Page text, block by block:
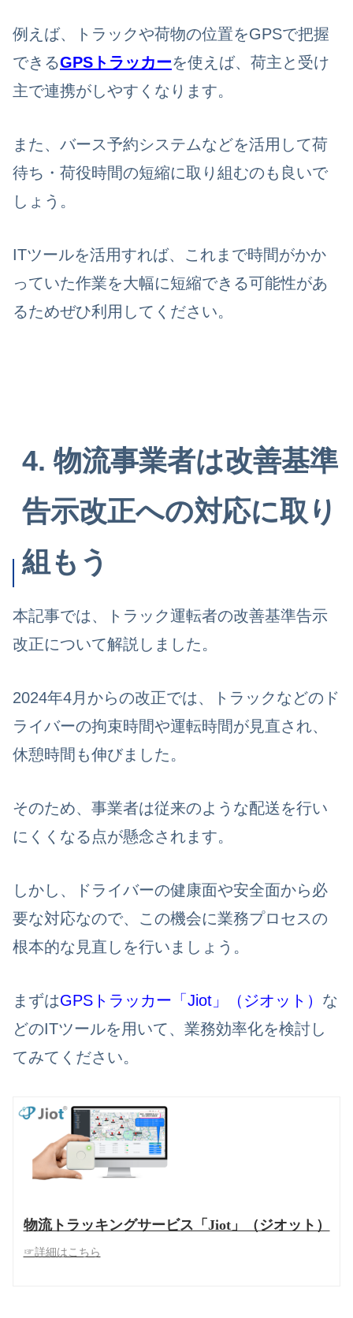
例えば、トラックや荷物の位置をGPSで把握
できるGPSトラッカーを使えば、荷主と受け
主で連携がしやすくなります。
また、バース予約システムなどを活用して荷
待ち・荷役時間の短縮に取り組むのも良いで
しょう。
ITツールを活用すれば、これまで時間がかか
っていた作業を大幅に短縮できる可能性があ
るためぜひ利用してください。
4. 物流事業者は改善基準
告示改正への対応に取り
組もう
本記事では、トラック運転者の改善基準告示
改正について解説しました。
2024年4月からの改正では、トラックなどのド
ライバーの拘束時間や運転時間が見直され、
休憩時間も伸びました。
そのため、事業者は従来のような配送を行い
にくくなる点が懸念されます。
しかし、ドライバーの健康面や安全面から必
要な対応なので、この機会に業務プロセスの
根本的な見直しを行いましょう。
まずはGPSトラッカー「Jiot」（ジオット） な
どのITツールを用いて、業務効率化を検討し
てみてください。
物流トラッキングサービス「Jiot」（ジオット）
☞詳細はこちら